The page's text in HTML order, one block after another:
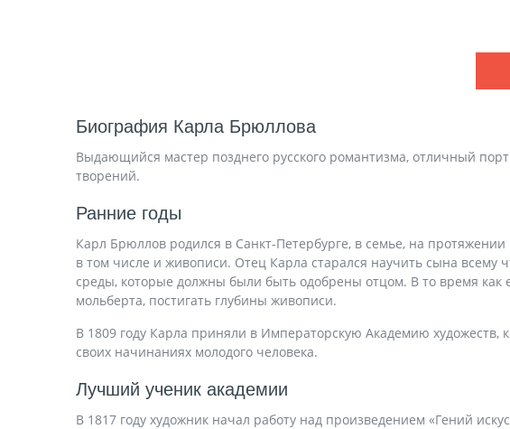
Биография Карла Брюллова
Выдающийся мастер позднего русского романтизма, отличный
творений.
Ранние годы
Карл Брюллов родился в Санкт-Петербурге, в семье, на
в том числе и живописи. Отец Карла старался научить сына
среды, которые должны были быть одобрены отцом. В то время как
мольберта, постигать глубины живописи.
В 1809 году Карла приняли в Императорскую Академию художеств,
своих начинаниях молодого человека.
Лучший ученик академии
В 1817 году художник начал работу над произведением «Гений